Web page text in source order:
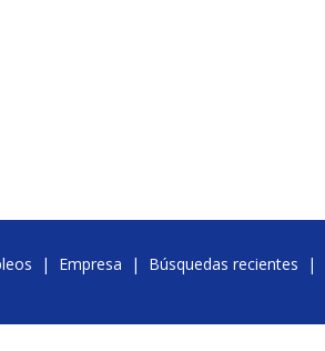
| Empresa | Búsquedas recientes |